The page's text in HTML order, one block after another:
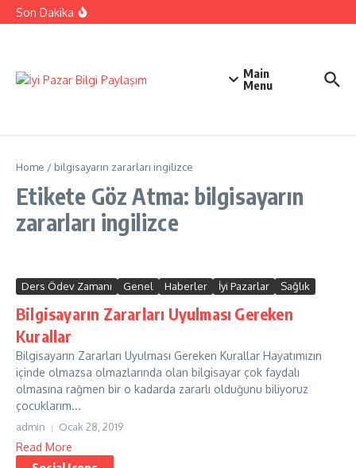
İçeriğe atla
Son Dakika
Kıbrıs Barış Harekatı Nasıl Yapıldı
Main
Menu
Home / bilgisayarın zararları ingilizce
Etikete Göz Atma: bilgisayarın
zararları ingilizce
Ders Ödev Zamanı Genel Haberler İyi Pazarlar Sağlık
Bilgisayarın Zararları Uyulması Gereken
Kurallar
Bilgisayarın Zararları Uyulması Gereken Kurallar Hayatımızın
içinde olmazsa olmazlarında olan bilgisayar çok faydalı
olmasına rağmen bir o kadarda zararlı olduğunu biliyoruz
çocuklarım...
admin Ocak 28, 2019
Read More